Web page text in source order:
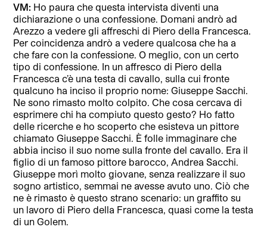
VM: Ho paura che questa intervista diventi una
dichiarazione o una confessione. Domani andrò ad
Arezzo a vedere gli affreschi di Piero della Francesca.
Per coincidenza andrò a vedere qualcosa che ha a
che fare con la confessione. O meglio, con un certo
tipo di confessione. In un affresco di Piero della
Francesca c’è una testa di cavallo, sulla cui fronte
qualcuno ha inciso il proprio nome: Giuseppe Sacchi.
Ne sono rimasto molto colpito. Che cosa cercava di
esprimere chi ha compiuto questo gesto? Ho fatto
delle ricerche e ho scoperto che esisteva un pittore
chiamato Giuseppe Sacchi. È folle immaginare che
abbia inciso il suo nome sulla fronte del cavallo. Era il
figlio di un famoso pittore barocco, Andrea Sacchi.
Giuseppe morì molto giovane, senza realizzare il suo
sogno artistico, semmai ne avesse avuto uno. Ciò che
ne è rimasto è questo strano scenario: un graffito su
un lavoro di Piero della Francesca, quasi come la testa
di un Golem.